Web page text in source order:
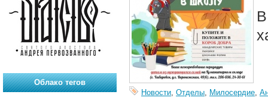
Новости, Отделы, Милосердие,
Облако тегов